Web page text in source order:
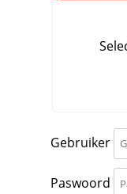
Gebruiker
Paswoord